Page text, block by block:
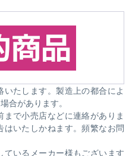
たします。製造上の都合によ
合があります。
で小売店などに連絡がありま
はいたしかねます。頻繁なお問
いるメーカー様もございます